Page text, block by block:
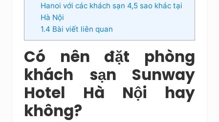
Hanoi với các khách sạn 4,5 sao khác tại
Hà Nội
1.4 Bài viết liên quan
Có nên đặt phòng
khách sạn Sunway
Hotel Hà Nội hay
không?